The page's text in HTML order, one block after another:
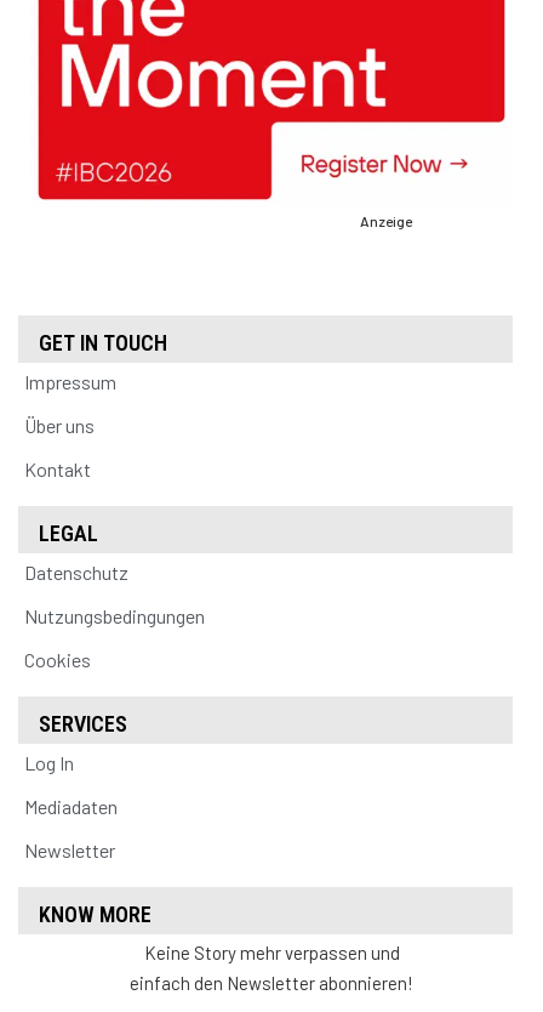
Anzeige
GET IN TOUCH
Impressum
Über uns
Kontakt
LEGAL
Datenschutz
Nutzungsbedingungen
Cookies
SERVICES
Log In
Mediadaten
Newsletter
KNOW MORE
Keine Story mehr verpassen und
einfach den Newsletter abonnieren!